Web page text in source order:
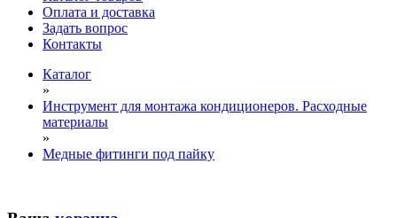
Оплата и доставка
Задать вопрос
Контакты
Каталог
»
Инструмент для монтажа кондиционеров. Расходные
материалы
»
Медные фитинги под пайку